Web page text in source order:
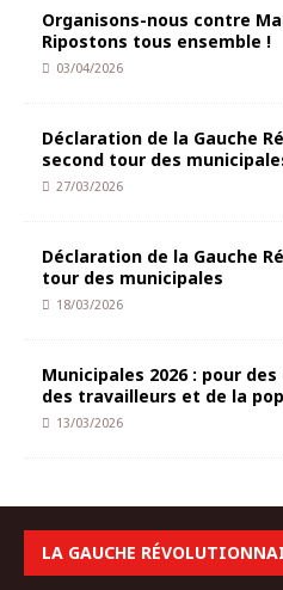
Organisons-nous contre
Ripostons tous ensemble !
03/04/2026
Déclaration de la Gauche
second tour des
27/03/2026
Déclaration de la Gauche
tour des municipales
18/03/2026
Municipales 2026 : pour
des travailleurs et de la
13/03/2026
LA GAUCHE